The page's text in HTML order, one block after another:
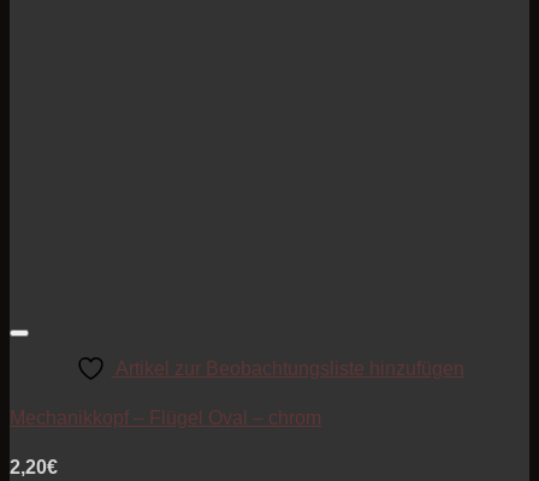
Artikel zur Beobachtungsliste hinzufügen
Mechanikkopf – Flügel Oval – chrom
2,20€